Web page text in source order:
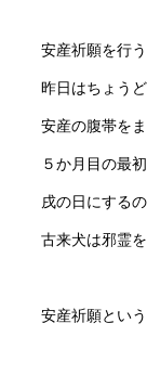
安産祈願を行
昨日はちょう
安産の腹帯を
５か月目の最
戌の日にする
古来犬は邪霊
安産祈願とい